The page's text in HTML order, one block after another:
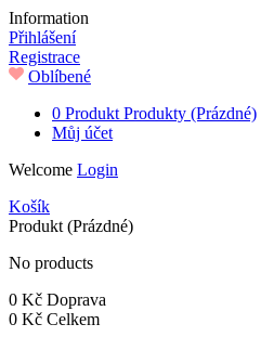
Information
Přihlášení
Registrace
Oblíbené
0 Produkt Produkty (Prázdné)
Můj účet
Welcome Login
Košík
Produkt (Prázdné)
No products
0 Kč Doprava
0 Kč Celkem